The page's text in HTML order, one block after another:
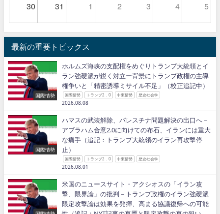
30 31 1 2 3 4 5
最新の重要トピックス
国際情勢
ホルムズ海峡の支配権をめぐりトランプ大統領とイ
ラン強硬派が鋭く対立ー背景にトランプ政権の主導
権争いと「精密誘導ミサイル不足」（校正追記中）
国際情勢 トランプ2．0 中東情勢 歴史社会学
2026.08.08
国際情勢
ハマスの武装解除、パレスチナ問題解決の出口へ－
アブラハム合意2.0に向けての布石、イランには重大
な痛手（追記：トランプ大統領のイラン再攻撃停
止）
国際情勢 トランプ2．0 中東情勢 歴史社会学
2026.08.01
米国のニュースサイト・アクシオスの「イラン攻
撃、限界論」の批判－トランプ政権のイラン強硬派
限定攻撃論は効果を発揮、高まる協議復帰への可能